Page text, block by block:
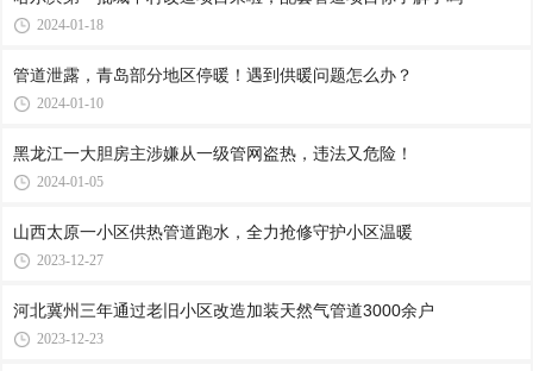
2024-01-18
管道泄露，青岛部分地区停暖！遇到供暖问题怎么办？
2024-01-10
黑龙江一大胆房主涉嫌从一级管网盗热，违法又危险！
2024-01-05
山西太原一小区供热管道跑水，全力抢修守护小区温暖
2023-12-27
河北冀州三年通过老旧小区改造加装天然气管道3000余户
2023-12-23